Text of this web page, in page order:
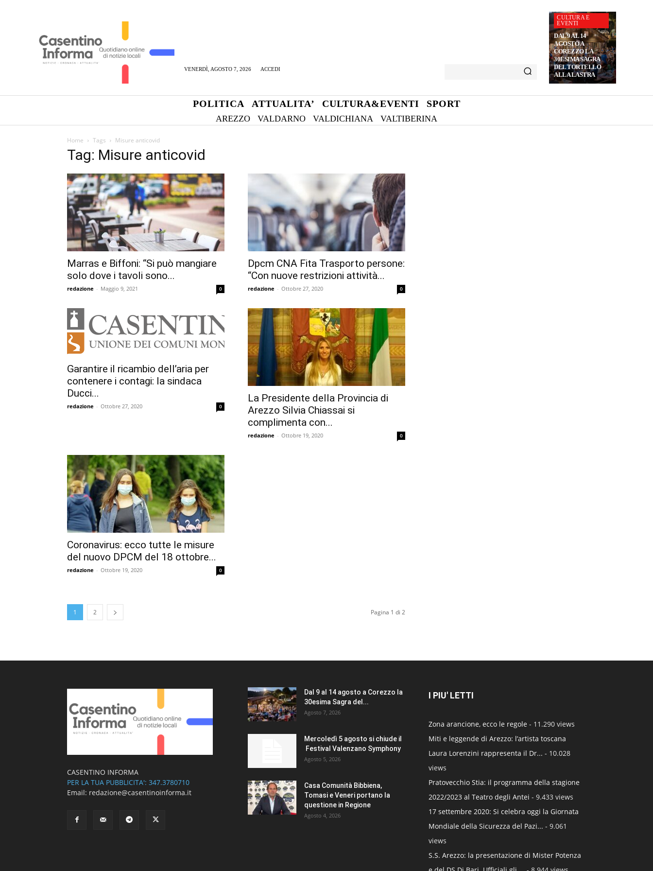
VENERDÌ, AGOSTO 7, 2026 ACCEDI
CULTURA E
EVENTI
DAL 9 AL 14
AGOSTO A
COREZZO LA
30ESIMA SAGRA
DEL TORTELLO
ALLA LASTRA
POLITICA ATTUALITA’ CULTURA&EVENTI SPORT
AREZZO VALDARNO VALDICHIANA VALTIBERINA
Home Tags Misure anticovid
Tag: Misure anticovid
Marras e Biffoni: “Si può mangiare
solo dove i tavoli sono...
redazione - Maggio 9, 2021 0
Dpcm CNA Fita Trasporto persone:
“Con nuove restrizioni attività...
redazione - Ottobre 27, 2020 0
Garantire il ricambio dell’aria per
contenere i contagi: la sindaca
Ducci...
redazione - Ottobre 27, 2020 0
La Presidente della Provincia di
Arezzo Silvia Chiassai si
complimenta con...
redazione - Ottobre 19, 2020 0
Coronavirus: ecco tutte le misure
del nuovo DPCM del 18 ottobre...
redazione - Ottobre 19, 2020 0
1 2 Pagina 1 di 2
CASENTINO INFORMA
PER LA TUA PUBBLICITA': 347.3780710
Email: redazione@casentinoinforma.it
Dal 9 al 14 agosto a Corezzo la
30esima Sagra del...
Agosto 7, 2026
Mercoledì 5 agosto si chiude il
Festival Valenzano Symphony
Agosto 5, 2026
Casa Comunità Bibbiena,
Tomasi e Veneri portano la
questione in Regione
Agosto 4, 2026
I PIU' LETTI
Zona arancione, ecco le regole - 11.290 views
Miti e leggende di Arezzo: l’artista toscana
Laura Lorenzini rappresenta il Dr... - 10.028
views
Pratovecchio Stia: il programma della stagione
2022/2023 al Teatro degli Antei - 9.433 views
17 settembre 2020: Si celebra oggi la Giornata
Mondiale della Sicurezza del Pazi... - 9.061
views
S.S. Arezzo: la presentazione di Mister Potenza